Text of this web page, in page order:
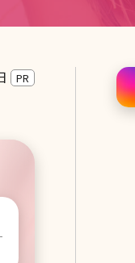
PR